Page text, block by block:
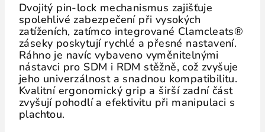
Dvojitý pin-lock mechanismus zajišťuje
spolehlivé zabezpečení při vysokých
zatíženích, zatímco integrované Clamcleats®
záseky poskytují rychlé a přesné nastavení.
Ráhno je navíc vybaveno vyměnitelnými
nástavci pro SDM i RDM stěžně, což zvyšuje
jeho univerzálnost a snadnou kompatibilitu.
Kvalitní ergonomický grip a širší zadní část
zvyšují pohodlí a efektivitu při manipulaci s
plachtou.